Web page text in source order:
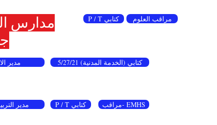
مدارس
P / T كتابي مراقب العلوم
مدير كتابي (الخدمة المدنية) 5/27/21
مدير P / T كتابي مراقب- EMHS